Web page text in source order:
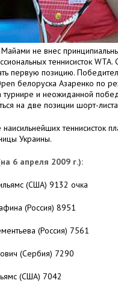
не внес
теннисисток
первую позицию.
белоруска Азаренко по
турнире и неожиданной
на две позиции шорт-
теннисисток
Украины.
6 апреля 2009 г.):
(США) 9132 очка
(Россия) 8951
(Россия) 7561
(Сербия) 7290
(США) 7042